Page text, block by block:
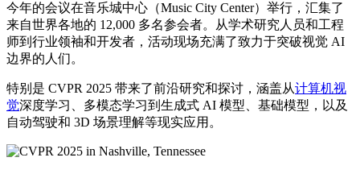
今年的会议在音乐城中心（Music City Center）举行，汇集了
来自世界各地的 12,000 多名参会者。从学术研究人员和工程
师到行业领袖和开发者，活动现场充满了致力于突破视觉 AI
边界的人们。
特别是 CVPR 2025 带来了前沿研究和探讨，涵盖从计算机视
觉深度学习、多模态学习到生成式 AI 模型、基础模型，以及
自动驾驶和 3D 场景理解等现实应用。